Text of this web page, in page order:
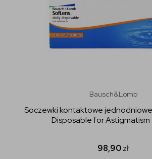
Bausch&Lomb
Soczewki kontaktowe
Disposable for Astigmatism
98,90zł